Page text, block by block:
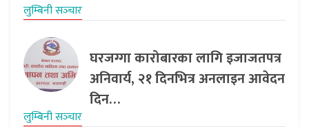
लुम्बिनी सञ्‍चार
घरजग्गा कारोबारका लागि इजाजतपत्र
अनिवार्य, २१ दिनभित्र अनलाइन आवेदन
दिन…
लुम्बिनी सञ्‍चार